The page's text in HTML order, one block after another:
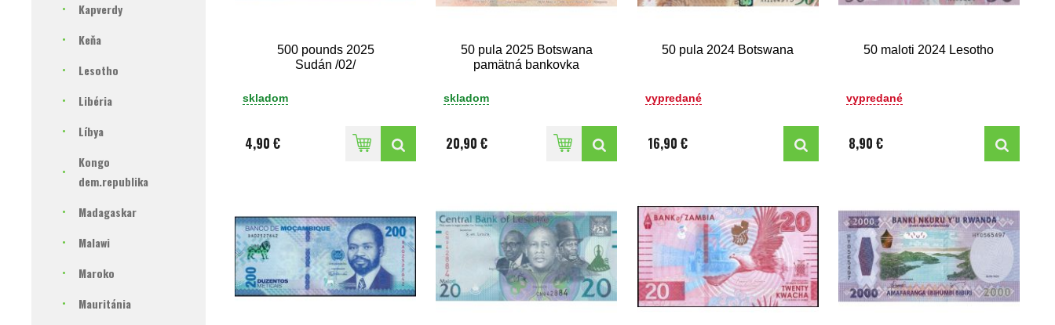
Kapverdy
Keňa
Lesotho
Libéria
Líbya
Kongo
dem.republika
Madagaskar
Malawi
Maroko
Mauritánia
500 pounds 2025
Sudán /02/
skladom
4,90 €
50 pula 2025 Botswana
pamätná bankovka
skladom
20,90 €
50 pula 2024 Botswana
vypredané
16,90 €
50 maloti 2024 Lesotho
vypredané
8,90 €